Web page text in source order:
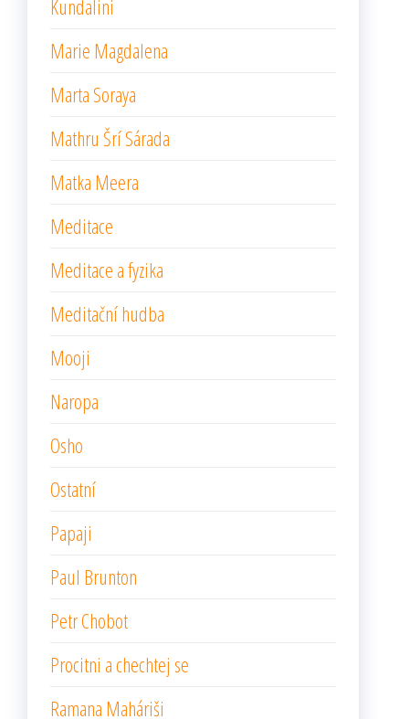
Kundalini
Marie Magdalena
Marta Soraya
Mathru Šrí Sárada
Matka Meera
Meditace
Meditace a fyzika
Meditační hudba
Mooji
Naropa
Osho
Ostatní
Papaji
Paul Brunton
Petr Chobot
Procitni a chechtej se
Ramana Maháriši